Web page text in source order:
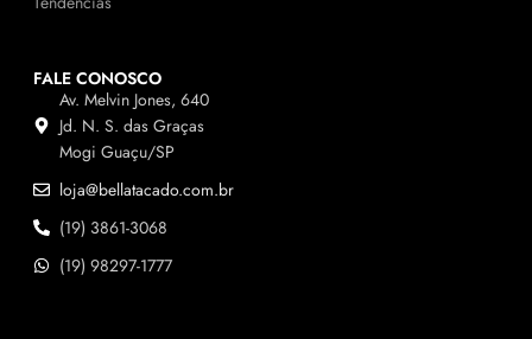
FALE CONOSCO
Av. Melvin Jones, 640
Jd. N. S. das Graças
Mogi Guaçu/SP
loja@bellatacado.com.br
(19) 3861-3068
(19) 98297-1777